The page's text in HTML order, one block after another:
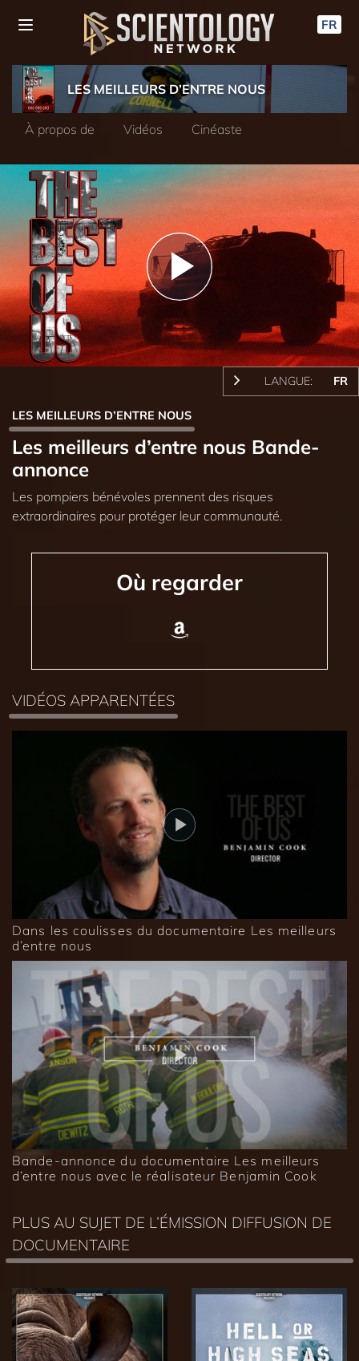
FR
LES MEILLEURS D’ENTRE NOUS
À propos de Vidéos Cinéaste
Play
Video
LANGUE: FR
LES MEILLEURS D’ENTRE NOUS
Les meilleurs d’entre nous Bande-
annonce
Les pompiers bénévoles prennent des risques
extraordinaires pour protéger leur communauté.
Où regarder
VIDÉOS APPARENTÉES
Dans les coulisses du documentaire Les meilleurs
d’entre nous
Bande-annonce du documentaire Les meilleurs
d’entre nous avec le réalisateur Benjamin Cook
PLUS AU SUJET DE L’ÉMISSION DIFFUSION DE
DOCUMENTAIRE